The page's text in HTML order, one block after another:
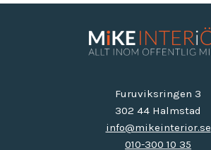
Furuviksringen 3
302 44 Halmstad
info@mikeinterior.se
010-300 10 35